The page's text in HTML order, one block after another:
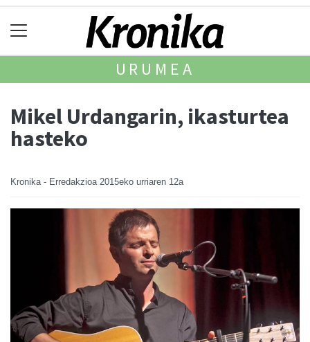
URUMEA
Mikel Urdangarin, ikasturtea
hasteko
Kronika - Erredakzioa 2015eko urriaren 12a